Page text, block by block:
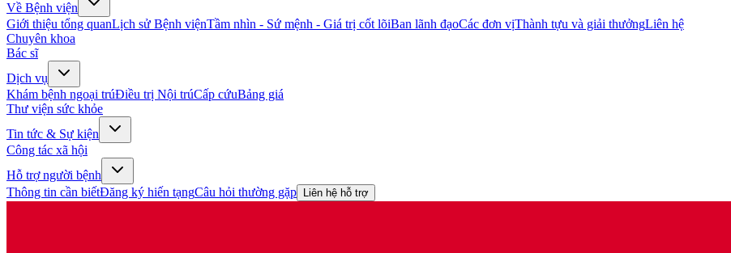
Về Bệnh viện
Giới thiệu tổng quanLịch sử Bệnh việnTầm nhìn - Sứ mệnh - Giá trị cốt lõiBan lãnh đạoCác đơn vịThành tựu và giải thưởngLiên hệ
Chuyên khoa
Bác sĩ
Dịch vụ
Khám bệnh ngoại trúĐiều trị Nội trúCấp cứuBảng giá
Thư viện sức khỏe
Tin tức & Sự kiện
Công tác xã hội
Hỗ trợ người bệnh
Thông tin cần biếtĐăng ký hiến tạngCâu hỏi thường gặp Liên hệ hỗ trợ